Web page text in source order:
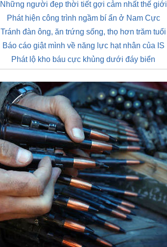
Những người đẹp thời tiết gợi cảm nhất thế giới
Phát hiện công trình ngầm bí ẩn ở Nam Cực
Tránh đàn ông, ăn trứng sống, thọ hơn trăm tuổi
Báo cáo giật mình về năng lực hạt nhân của IS
Phát lộ kho báu cực khủng dưới đáy biển